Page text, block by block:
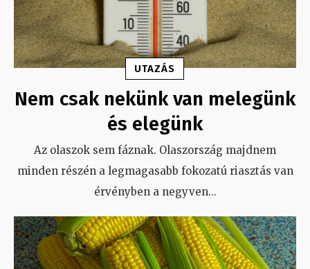
UTAZÁS
Nem csak nekünk van melegünk
és elegünk
Az olaszok sem fáznak. Olaszország majdnem
minden részén a legmagasabb fokozatú riasztás van
érvényben a negyven...